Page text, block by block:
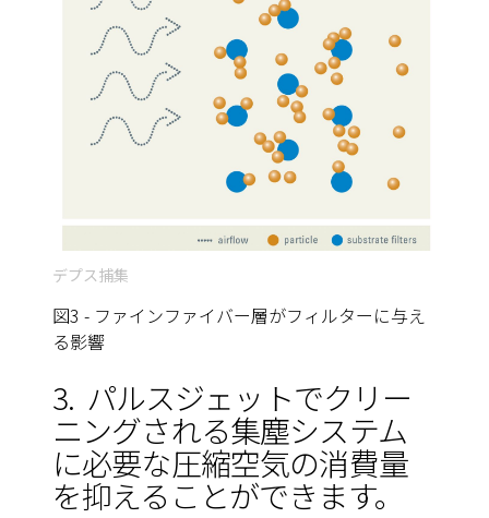
デプス捕集
図3 - ファインファイバー層がフィルターに与え
る影響
3. パルスジェットでクリー
ニングされる集塵システム
に必要な圧縮空気の消費量
を抑えることができます。